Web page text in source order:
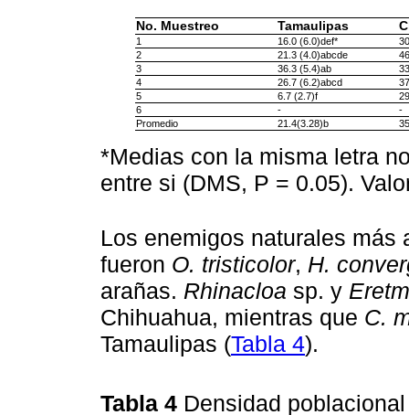
No. Muestreo Tamaulipas
1 16.0 (6.0)def*
2
21.3 (4.0)abcde
3
36.3 (5.4)ab
4
26.7 (6.2)abcd
5
6.7 (2.7)f
6
-
-
Promedio
21.4(3.28)b
*Medias con la misma letra
entre si (DMS, P = 0.05).
Los enemigos naturales más
fueron O. tristicolor, H.
arañas. Rhinacloa sp. y
Chihuahua, mientras que C.
Tamaulipas (Tabla 4).
Tabla 4 Densidad